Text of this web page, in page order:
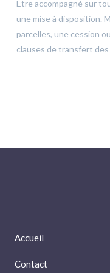
Etre accompagné sur
une mise à disposition.
parcelles, une cession
clauses de transfert des
Accueil
Contact